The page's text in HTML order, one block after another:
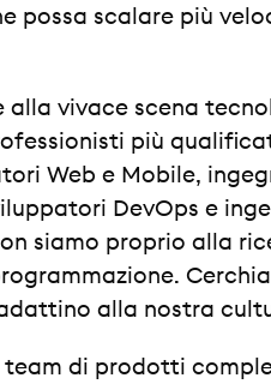
possa scalare più
vivace scena
più
Web e Mobile,
DevOps e
siamo proprio alla
alla nostra
di prodotti